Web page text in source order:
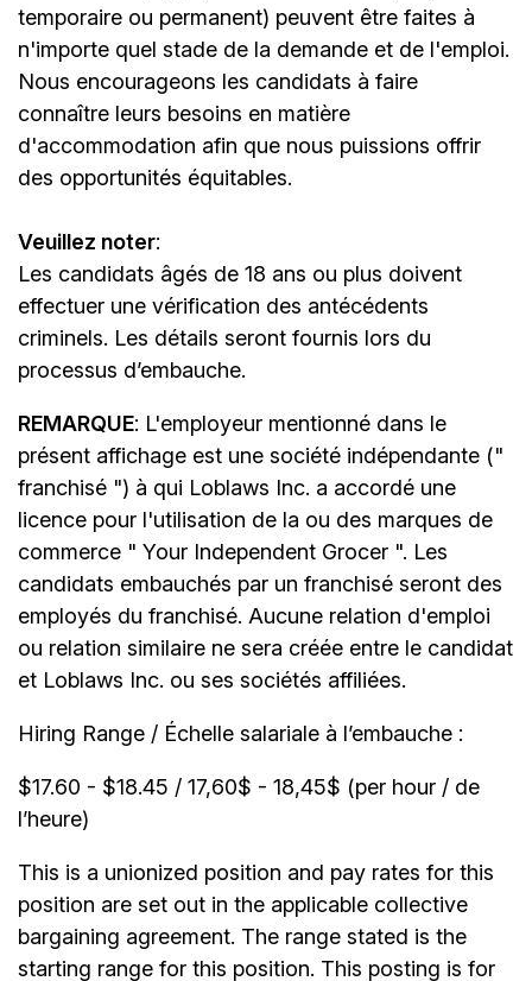
temporaire ou permanent) peuvent être faites à
n'importe quel stade de la demande et de l'emploi.
Nous encourageons les candidats à faire
connaître leurs besoins en matière
d'accommodation afin que nous puissions offrir
des opportunités équitables.
Veuillez noter:
Les candidats âgés de 18 ans ou plus doivent
effectuer une vérification des antécédents
criminels. Les détails seront fournis lors du
processus d’embauche.
REMARQUE: L'employeur mentionné dans le
présent affichage est une société indépendante ("
franchisé ") à qui Loblaws Inc. a accordé une
licence pour l'utilisation de la ou des marques de
commerce " Your Independent Grocer ". Les
candidats embauchés par un franchisé seront des
employés du franchisé. Aucune relation d'emploi
ou relation similaire ne sera créée entre le candidat
et Loblaws Inc. ou ses sociétés affiliées.
Hiring Range / Échelle salariale à l’embauche :
$17.60 - $18.45 / 17,60$ - 18,45$ (per hour / de
l’heure)
This is a unionized position and pay rates for this
position are set out in the applicable collective
bargaining agreement. The range stated is the
starting range for this position. This posting is for